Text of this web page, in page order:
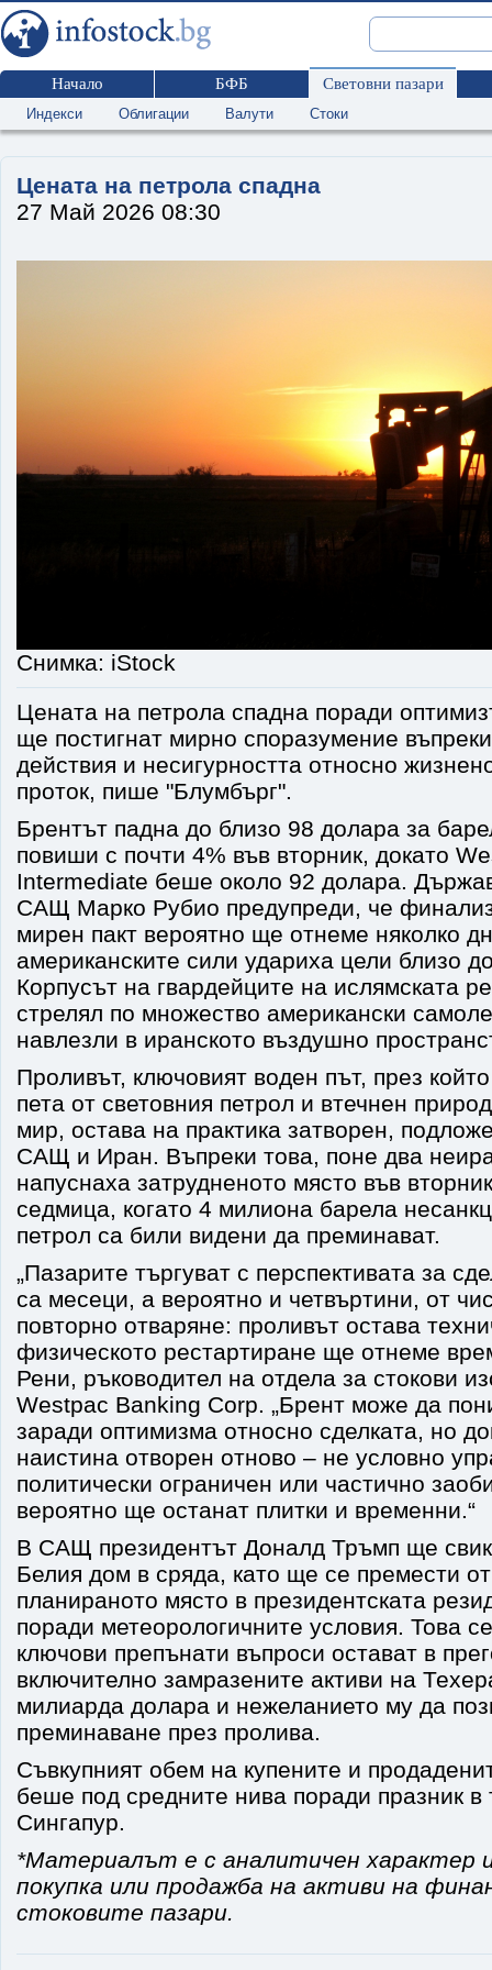
Начало БФБ Световни пазари
Индекси Облигации Валути Стоки
Цената на петрола спадна
27 Май 2026 08:30
Снимка: iStock
Цената на петрола спадна поради
ще постигнат мирно споразумение
действия и несигурността относно
проток, пише "Блумбърг".
Брентът падна до близо 98 долара за
повиши с почти 4% във вторник, докато
Intermediate беше около 92 долара.
САЩ Марко Рубио предупреди, че
мирен пакт вероятно ще отнеме няколко
американските сили удариха цели близо
Корпусът на гвардейците на ислямската
стрелял по множество американски
навлезли в иранското въздушно
Проливът, ключовият воден път, през
пета от световния петрол и втечнен
мир, остава на практика затворен,
САЩ и Иран. Въпреки това, поне два
напуснаха затрудненото място във
седмица, когато 4 милиона барела
петрол са били видени да преминават.
„Пазарите търгуват с перспективата за
са месеци, а вероятно и четвъртини, от
повторно отваряне: проливът остава
физическото рестартиране ще отнеме
Рени, ръководител на отдела за стокови
Westpac Banking Corp. „Брент може да
заради оптимизма относно сделката, но
наистина отворен отново – не условно
политически ограничен или частично
вероятно ще останат плитки и временни.“
В САЩ президентът Доналд Тръмп ще
Белия дом в сряда, като ще се премести
планираното място в президентската
поради метеорологичните условия. Това
ключови препънати въпроси остават в
включително замразените активи на
милиарда долара и нежеланието му да
преминаване през пролива.
Съвкупният обем на купените и
беше под средните нива поради празник в
Сингапур.
*Материалът е с аналитичен характер
покупка или продажба на активи на
стоковите пазари.